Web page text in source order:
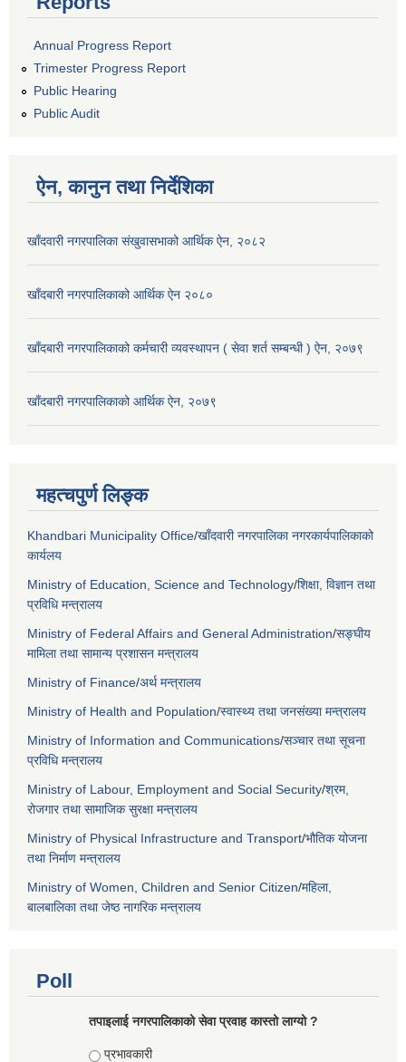
Annual Progress Report
Trimester Progress Report
Public Hearing
Public Audit
ऐन, कानुन तथा निर्देशिका
खाँदवारी नगरपालिका संखुवासभाको आर्थिक ऐन, २०८२
खाँदबारी नगरपालिकाको आर्थिक ऐन २०८०
खाँदबारी नगरपालिकाको कर्मचारी व्यवस्थापन ( सेवा शर्त सम्बन्धी ) ऐन, २०७९
खाँदबारी नगरपालिकाको आर्थिक ऐन, २०७९
महत्चपुर्ण लिङ्क
Khandbari Municipality Office/खाँदवारी नगरपालिका नगरकार्यपालिकाको
कार्यलय
Ministry of Education, Science and Technology/शिक्षा, विज्ञान तथा
प्रविधि मन्त्रालय
Ministry of Federal Affairs and General Administration/सङ्घीय
मामिला तथा सामान्य प्रशासन मन्त्रालय
Ministry of Finance/अर्थ मन्त्रालय
Ministry of Health and Population/स्वास्थ्य तथा जनसंख्या मन्त्रालय
Ministry of Information and Communications/सञ्चार तथा सूचना
प्रविधि मन्त्रालय
Ministry of Labour, Employment and Social Security/श्रम,
रोजगार तथा सामाजिक सुरक्षा मन्त्रालय
Ministry of Physical Infrastructure and Transport/भौतिक योजना
तथा निर्माण मन्त्रालय
Ministry of Women, Children and Senior Citizen/महिला,
बालबालिका तथा जेष्ठ नागरिक मन्त्रालय
Poll
तपाइलाई नगरपालिकाको सेवा प्रवाह कास्तो लाग्यो ?
Choices
प्रभावकारी